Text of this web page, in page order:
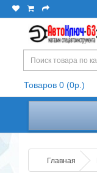
Товаров 0 (0р.)
Главная